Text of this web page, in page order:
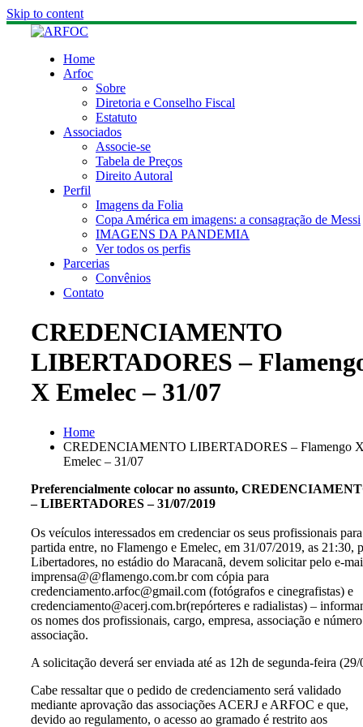
Skip to content
Home
Arfoc
Sobre
Diretoria e Conselho Fiscal
Estatuto
Associados
Associe-se
Tabela de Preços
Direito Autoral
Perfil
Imagens da Folia
Copa América em imagens: a consagração de Messi
IMAGENS DA PANDEMIA
Ver todos os perfis
Parcerias
Convênios
Contato
CREDENCIAMENTO
LIBERTADORES –
X Emelec – 31/07
Home
CREDENCIAMENTO LIBERTADORES – Flamengo
Emelec – 31/07
Preferencialmente colocar no assunto,
– LIBERTADORES – 31/07/2019
Os veículos interessados em credenciar os seus profissionais
partida entre, no Flamengo e Emelec, em 31/07/2019, as 21:30,
Libertadores, no estádio do Maracanã, devem solicitar pelo e-
imprensa@@flamengo.com.br com cópia para
credenciamento.arfoc@gmail.com (fotógrafos e cinegrafistas) e
credenciamento@acerj.com.br(repórteres e radialistas) –
os nomes dos profissionais, cargo, empresa, associação e
associação.
A solicitação deverá ser enviada até as 12h de segunda-feira (29/
Cabe ressaltar que o pedido de credenciamento será validado
mediante aprovação das associações ACERJ e ARFOC e que,
devido ao regulamento, o acesso ao gramado é restrito aos